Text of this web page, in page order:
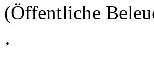
(Öffentliche
·